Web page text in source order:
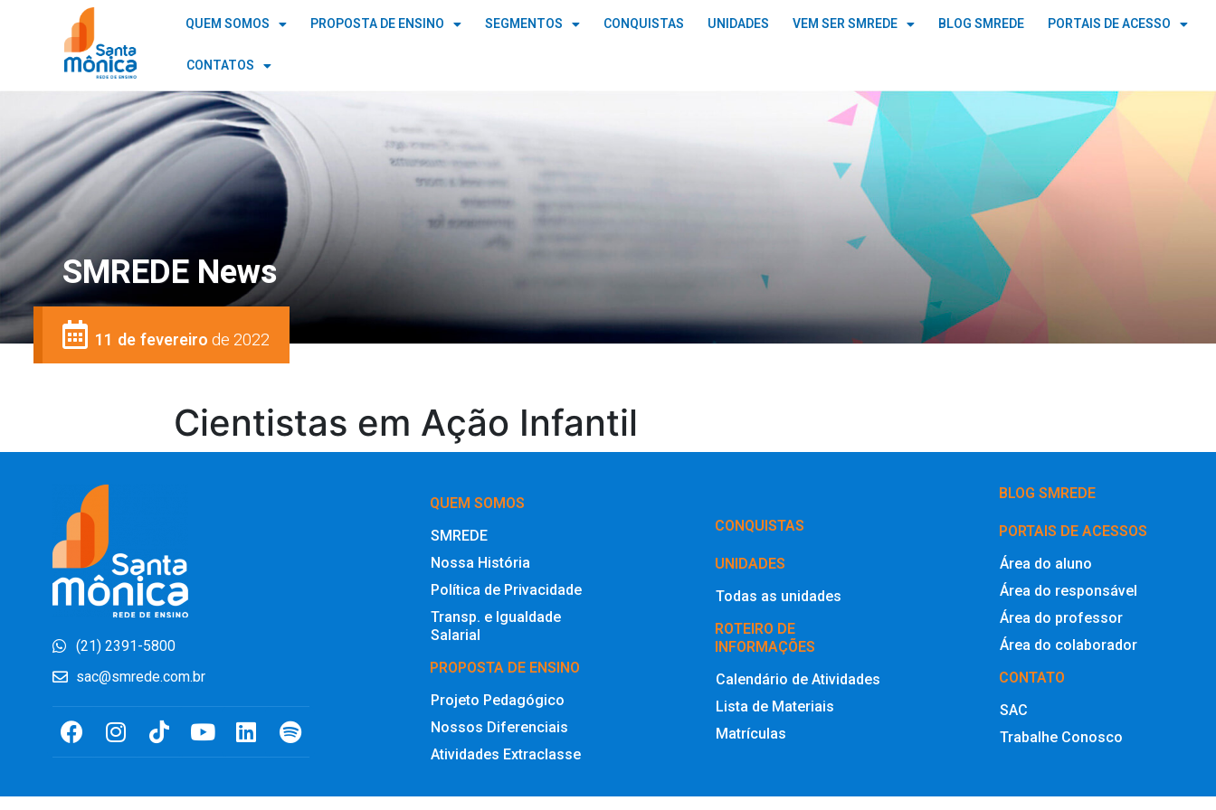
QUEM SOMOS PROPOSTA DE ENSINO SEGMENTOS CONQUISTAS UNIDADES VEM SER SMREDE BLOG SMREDE PORTAIS DE ACESSO
CONTATOS
SMREDE News
11 de fevereirode 2022
Cientistas em Ação Infantil
(21) 2391-5800
sac@smrede.com.br
QUEM SOMOS
SMREDE
Nossa História
Política de Privacidade
Transp. e Igualdade
Salarial
PROPOSTA DE ENSINO
Projeto Pedagógico
Nossos Diferenciais
Atividades Extraclasse
‎CONQUISTAS
UNIDADES
Todas as unidades
ROTEIRO DE
INFORMAÇÕES
Calendário de Atividades
Lista de Materiais
Matrículas
BLOG SMREDE
PORTAIS DE ACESSOS
Área do aluno
Área do responsável
Área do professor
Área do colaborador
CONTATO
SAC
Trabalhe Conosco